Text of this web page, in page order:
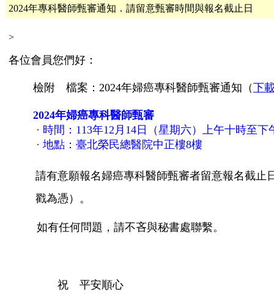
2024年專科醫師甄審通知．請留意甄審時間與報名截止日
>
各位會員您們好：
檢附 檔案： 2024年婦癌專科醫師甄審通知（下
2024年婦癌專科醫師甄審
· 時間： 113年12 月 14日（星期六）
上午十時至下
· 地點： 臺北榮民總醫院中正樓8樓
請有意願報名婦癌專科醫師甄審者留意報名截止
戳為憑 ） 。
如有任何問題，請不吝與秘書處聯繫。
祝 平安順心